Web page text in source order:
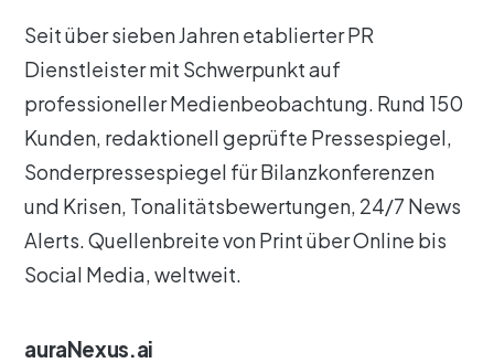
Seit über sieben Jahren etablierter PR
Dienstleister mit Schwerpunkt auf
professioneller Medienbeobachtung. Rund 150
Kunden, redaktionell geprüfte Pressespiegel,
Sonderpressespiegel für Bilanzkonferenzen
und Krisen, Tonalitätsbewertungen, 24/7 News
Alerts. Quellenbreite von Print über Online bis
Social Media, weltweit.
auraNexus.ai